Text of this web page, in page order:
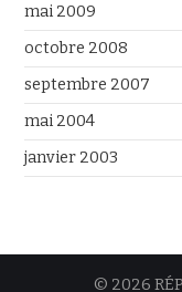
mai 2009
octobre 2008
septembre 2007
mai 2004
janvier 2003
© 2026